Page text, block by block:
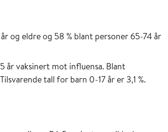
og eldre og 58 % blant personer 65-74 år
år vaksinert mot influensa. Blant
tall for barn 0-17 år er 3,1 %.